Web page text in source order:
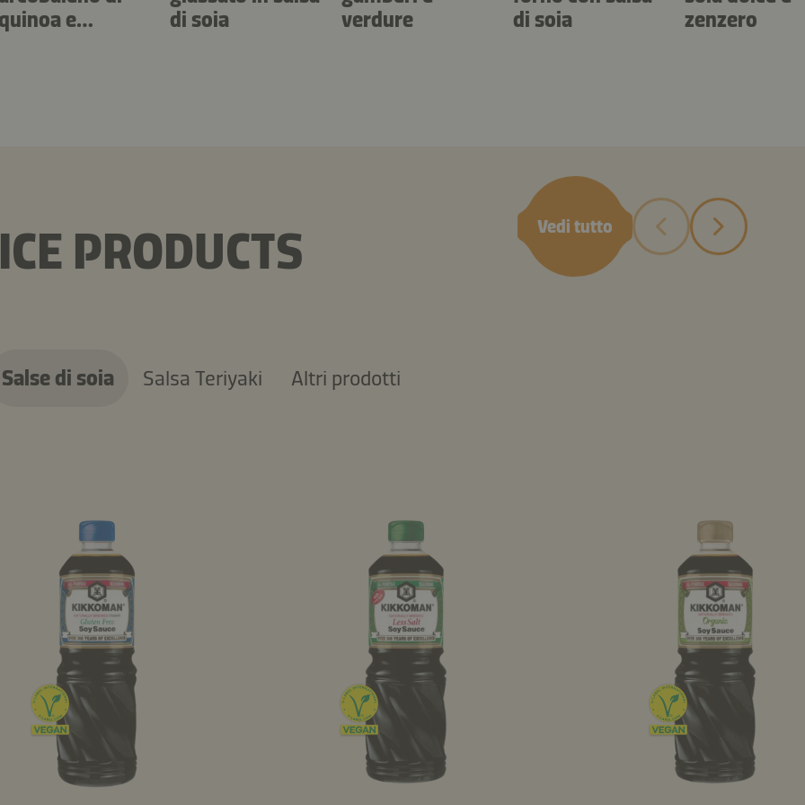
e
di soia
verdure
di soia
zenzero
PRODUCTS Vedi tutto
Salse di soia Salsa Teriyaki Altri prodotti